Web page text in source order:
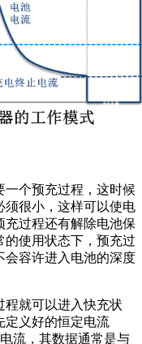
一个预充过程，这时候
须很小，这样可以使电
过程还有解除电池保
使用状态下，预充过
会容许进入电池的深度
程就可以进入快充状
定义好的恒定电流
流，其数据通常是与